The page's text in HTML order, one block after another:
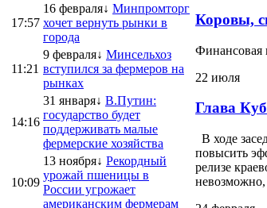
17:57
16 февраля↓ Минпромторг
хочет вернуть рынки в
города
11:21
9 февраля↓ Минсельхоз
вступился за фермеров на
рынках
14:16
31 января↓ В.Путин:
государство будет
поддерживать малые
фермерские хозяйства
10:09
13 ноября↓ Рекордный
урожай пшеницы в
России угрожает
американским фермерам
Коровы,
Финансовая
22 июля
Глава
В ходе
повысить
релизе
невозможно,